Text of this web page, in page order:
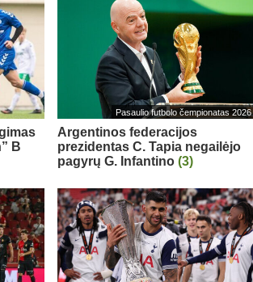
B
Pasaulio futbolo čempionatas 2026
Argentinos federacijos
prezidentas C. Tapia negailėjo
pagyrų G. Infantino (3)